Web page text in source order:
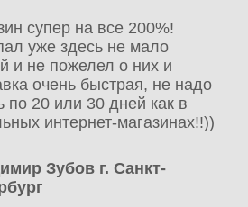
супер на все 200%!
уже здесь не мало
и не пожелел о них и
очень быстрая, не надо
по 20 или 30 дней как в
интернет-магазинах!!))
Зубов г. Санкт-